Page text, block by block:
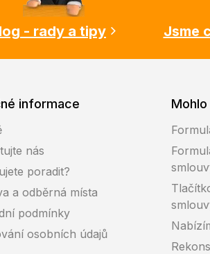
- rady a tipy
Jsme
informace
nás
poradit?
a odběrná místa
podmínky
osobních údajů